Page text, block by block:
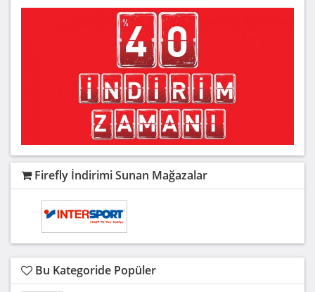
Firefly İndirimi Sunan Mağazalar
Bu Kategoride Popüler